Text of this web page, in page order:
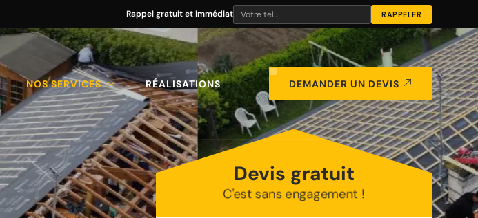
Rappel gratuit et immédiat
NOS SERVICES RÉALISATIONS DEMANDER UN DEVIS
Devis gratuit
C'est sans engagement !